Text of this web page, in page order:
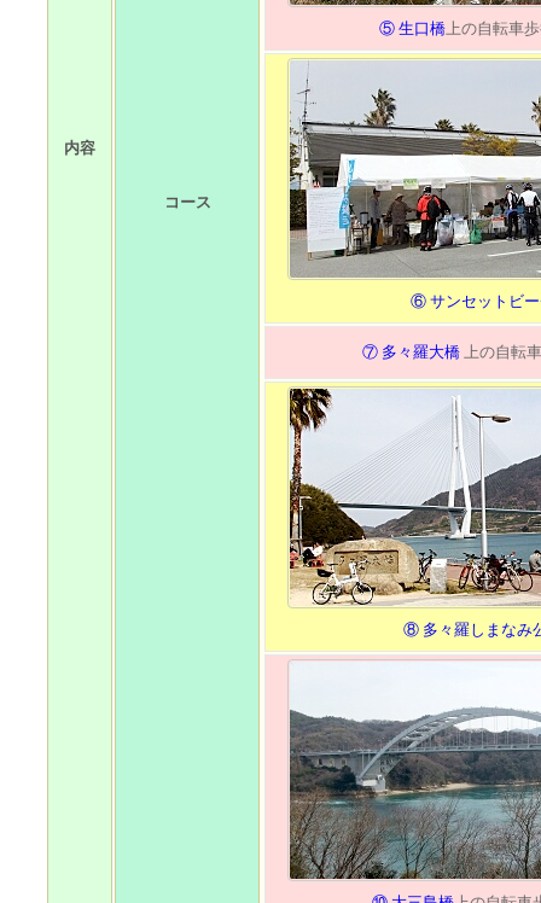
内容
コース
⑤ 生口橋 上の自転車
⑥ サンセットビ
⑦ 多々羅大橋 上の自転
⑧ 多々羅しまなみ